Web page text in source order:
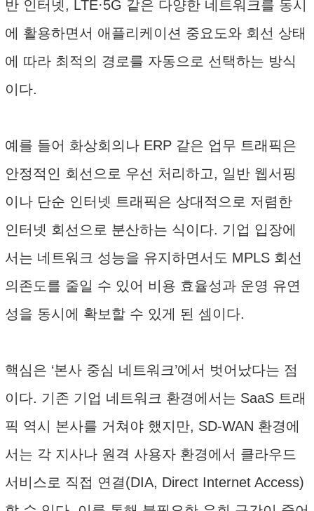
반 인터넷, LTE·5G 같은 다양한 네트워크를 동시
에 활용하면서 애플리케이션 중요도와 회선 상태
에 따라 최적의 경로를 자동으로 선택하는 방식
이다.
예를 들어 화상회의나 ERP 같은 업무 트래픽은
안정적인 회선으로 우선 처리하고, 일반 웹서핑
이나 단순 인터넷 트래픽은 상대적으로 저렴한
인터넷 회선으로 분산하는 식이다. 기업 입장에
서는 네트워크 성능을 유지하면서도 MPLS 회선
의존도를 줄일 수 있어 비용 효율성과 운영 유연
성을 동시에 확보할 수 있게 된 셈이다.
핵심은 ‘본사 중심 네트워크’에서 벗어났다는 점
이다. 기존 기업 네트워크 환경에서는 SaaS 트래
픽 역시 본사를 거쳐야 했지만, SD-WAN 환경에
서는 각 지사나 원격 사용자 환경에서 클라우드
서비스로 직접 연결(DIA, Direct Internet Access)